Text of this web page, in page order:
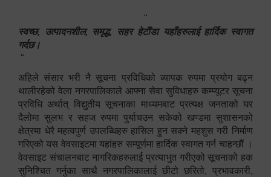
"
स्वच्छ, उत्पादनशील, समृद्ध, सहर हेटौंडा यहाँहरुलाई हार्दिक स्वागत
गर्दछ।
"
अहिले संसार भरी नै सूचना प्रविधिको व्यापक रुपमा प्रयोग बढ्न
थालीरहेको वेला नगरपालिकाले आफ्ना सेवा सुविधाहरु कम्प्यूटर सूचना
प्रविधि अर्थात् विद्युतीय सूचनाका माध्यमबाट प्रत्यक्ष जनताको घर
दैलोमा सुलभ र सहज रुपमा पुर्याचउन सकेको खण्डमा सुशासनको
क्षेत्रमा धेरै महत्वपुर्ण उपलब्धिहरु हासिल हुन सक्ने महशुस गरी निर्माण
गरिएको यस वेवसाइटमा यहांहरु सम्पूर्णमा हार्दिक स्वागत गर्न चाहन्छौं ।
वेवसाइट संचालनबाट नागरिकहरुलाई प्रत्याभुत गरीएको सूचनाको हक
सुनिश्चित गर्नुका साथै नगरपालिकालाई छीटो छरितो, प्रभावकारी,